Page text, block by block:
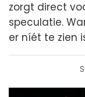
zorgt direct
speculatie.
er níét te zien